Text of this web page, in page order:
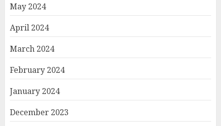
May 2024
April 2024
March 2024
February 2024
January 2024
December 2023